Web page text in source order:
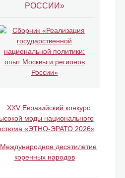
РОССИИ»